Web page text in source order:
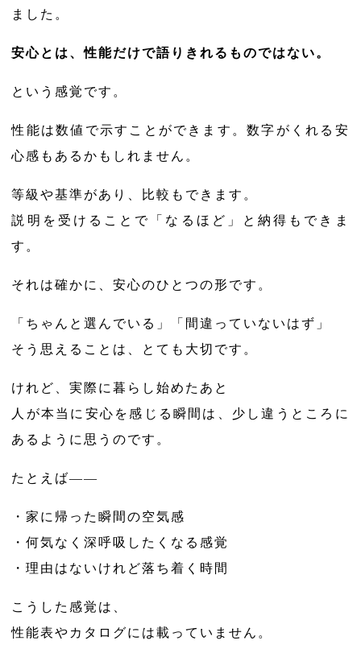
ました。
安心とは、性能だけで語りきれるものではない。
という感覚です。
性能は数値で示すことができます。数字がくれる安
心感もあるかもしれません。
等級や基準があり、比較もできます。
説明を受けることで「なるほど」と納得もできま
す。
それは確かに、安心のひとつの形です。
「ちゃんと選んでいる」「間違っていないはず」
そう思えることは、とても大切です。
けれど、実際に暮らし始めたあと
人が本当に安心を感じる瞬間は、少し違うところに
あるように思うのです。
たとえば——
・家に帰った瞬間の空気感
・何気なく深呼吸したくなる感覚
・理由はないけれど落ち着く時間
こうした感覚は、
性能表やカタログには載っていません。